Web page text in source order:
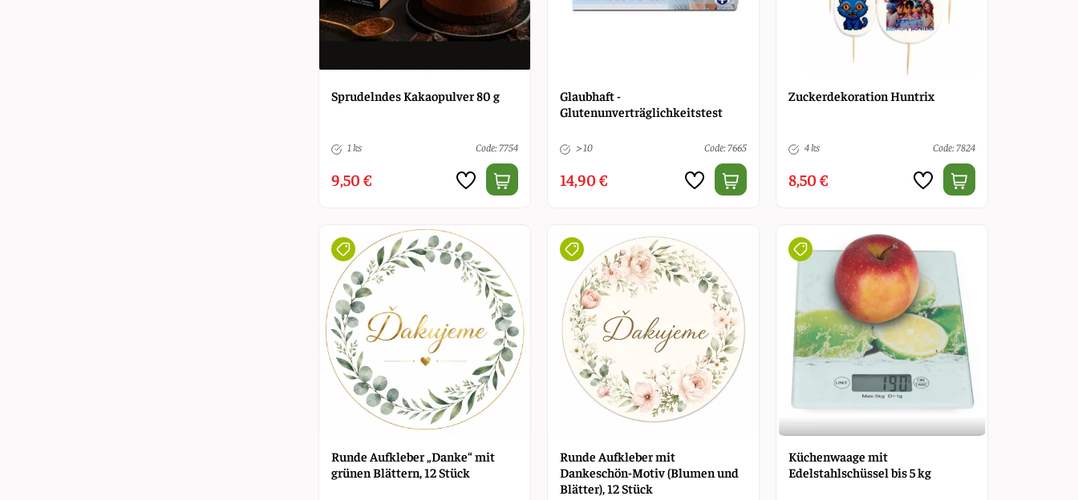
Sprudelndes Kakaopulver 80 g
1 ks Code: 7754
9,50 €
Glaubhaft -
Glutenunverträglichkeitstest
> 10 Code: 7665
14,90 €
Zuckerdekoration Huntrix
4 ks Code: 7824
8,50 €
Runde Aufkleber „Danke“ mit
grünen Blättern, 12 Stück
Runde Aufkleber mit
Dankeschön-Motiv (Blumen und
Blätter), 12 Stück
Küchenwaage mit
Edelstahlschüssel bis 5 kg